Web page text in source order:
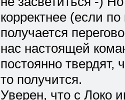
корректнее (если
получается
нас настоящей
постоянно твердят,
то получится.
Уверен, что с Локо